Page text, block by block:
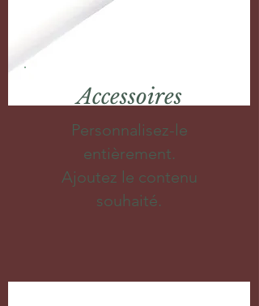
Accessoires
Personnalisez-le
entièrement.
Ajoutez le contenu
souhaité.